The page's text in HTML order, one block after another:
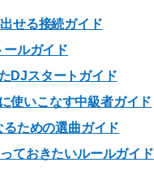
せる接続ガイド
ルガイド
DJスタートガイド
使いこなす中級者ガイド
ための選曲ガイド
ておきたいルールガイド